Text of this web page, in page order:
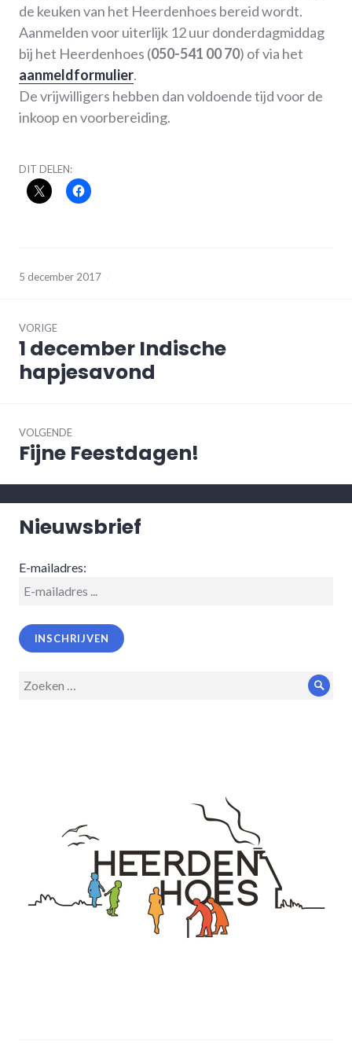
de keuken van het Heerdenhoes bereid wordt.
Aanmelden voor uiterlijk 12 uur donderdagmiddag
bij het Heerdenhoes (050-541 00 70) of via het
aanmeldformulier.
De vrijwilligers hebben dan voldoende tijd voor de
inkoop en voorbereiding.
DIT DELEN:
5 december 2017
navigatie
VORIGE
Vorig
bericht:
1 december Indische
hapjesavond
VOLGENDE
Volgend
bericht:
Fijne Feestdagen!
Nieuwsbrief
E-mailadres:
Zoeken